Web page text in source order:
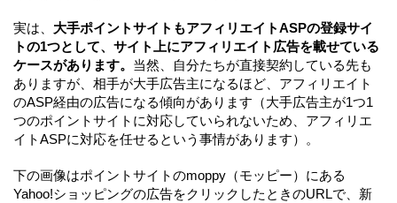
実は、 大手ポイントサイトもアフィリエイトASPの登録サイ
トの1つとして、サイト上にアフィリエイト広告を載せている
ケースがあります。 当然、自分たちが直接契約している先も
ありますが、相手が大手広告主になるほど、アフィリエイト
のASP経由の広告になる傾向があります（大手広告主が1つ1
つのポイントサイトに対応していられないため、アフィリエ
イトASPに対応を任せるという事情があります）。
下の画像はポイントサイトのmoppy（モッピー）にある
Yahoo!ショッピングの広告をクリックしたときのURLで、新